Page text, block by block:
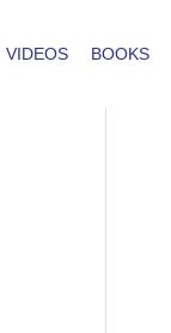
VIDEOS BOOKS